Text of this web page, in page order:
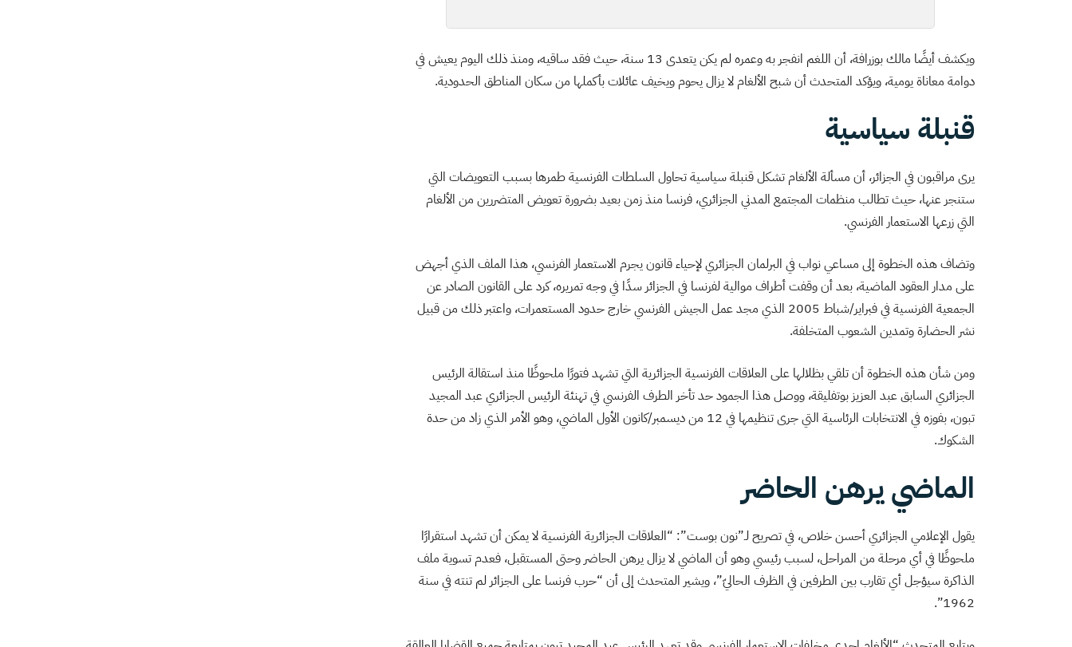
ويكشف أيضًا مالك بوزرافة، أن اللغم انفجر به وعمره لم يكن يتعدى 13 سنة، حيث فقد ساقيه، ومنذ ذلك اليوم يعيش في
دوامة معاناة يومية، ويؤكد المتحدث أن شبح الألغام لا يزال يحوم ويخيف عائلات بأكملها من سكان المناطق الحدودية.
قنبلة سياسية
يرى مراقبون في الجزائر، أن مسألة الألغام تشكل قنبلة سياسية تحاول السلطات الفرنسية طمرها بسبب التعويضات التي
ستنجر عنها، حيث تطالب منظمات المجتمع المدني الجزائري، فرنسا منذ زمن بعيد بضرورة تعويض المتضررين من الألغام
التي زرعها الاستعمار الفرنسي.
وتضاف هذه الخطوة إلى مساعي نواب في البرلمان الجزائري لإحياء قانون يجرم الاستعمار الفرنسي، هذا الملف الذي أجهض
على مدار العقود الماضية، بعد أن وقفت أطراف موالية لفرنسا في الجزائر سدًا في وجه تمريره، كرد على القانون الصادر عن
الجمعية الفرنسية في فبراير/شباط 2005 الذي مجد عمل الجيش الفرنسي خارج حدود المستعمرات، واعتبر ذلك من قبيل
نشر الحضارة وتمدين الشعوب المتخلفة.
ومن شأن هذه الخطوة أن تلقي بظلالها على العلاقات الفرنسية الجزائرية التي تشهد فتورًا ملحوظًا منذ استقالة الرئيس
الجزائري السابق عبد العزيز بوتفليقة، ووصل هذا الجمود حد تأخر الطرف الفرنسي في تهنئة الرئيس الجزائري عبد المجيد
تبون، بفوزه في الانتخابات الرئاسية التي جرى تنظيمها في 12 من ديسمبر/كانون الأول الماضي، وهو الأمر الذي زاد من حدة
الشكوك.
الماضي يرهن الحاضر
يقول الإعلامي الجزائري أحسن خلاص، في تصريح لـ”نون بوست”: “العلاقات الجزائرية الفرنسية لا يمكن أن تشهد استقرارًا
ملحوظًا في أي مرحلة من المراحل، لسبب رئيسي وهو أن الماضي لا يزال يرهن الحاضر وحتى المستقبل، فعدم تسوية ملف
الذاكرة سيؤجل أي تقارب بين الطرفين في الظرف الحاليّ”، ويشير المتحدث إلى أن “حرب فرنسا على الجزائر لم تنته في سنة
1962”.